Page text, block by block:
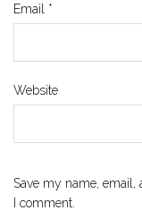
Email *
Website
Save my name,
I comment.